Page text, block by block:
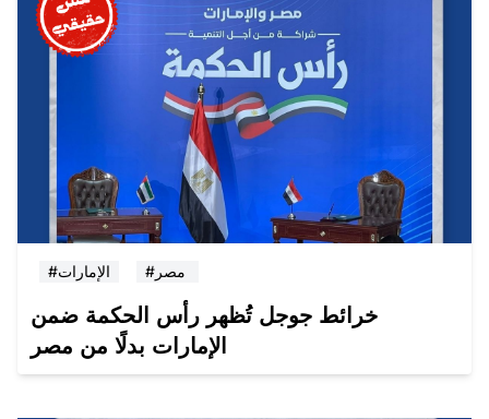
#الإمارات
خرائط جوجل تُظهر رأس الحكمة ضمن
الإمارات بدلًا من مصر